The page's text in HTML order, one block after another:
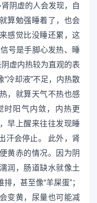
阴虚的人会发现，自
算勉强睡着了，也会
感觉比没睡还累，这
号是手脚心发热、睡
虚内热较为直观的表
冷却液”不足，内热散
，就算天气不热也感
时阳气内敛，内热更
早上醒来往往发现睡
汗会停止。 此外，肾
黄赤的情况。因为阴
润，肠道缺水就像土
，甚至像“羊屎蛋”；
变黄，尿量也可能减